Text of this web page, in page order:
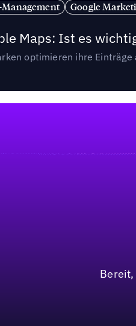
Google
Maps: Ist es
optimieren ihre